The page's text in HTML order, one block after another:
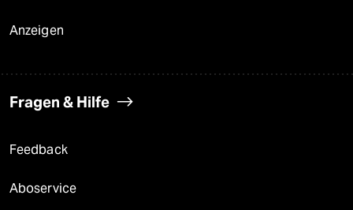
Anzeigen
Fragen & Hilfe
Feedback
Aboservice